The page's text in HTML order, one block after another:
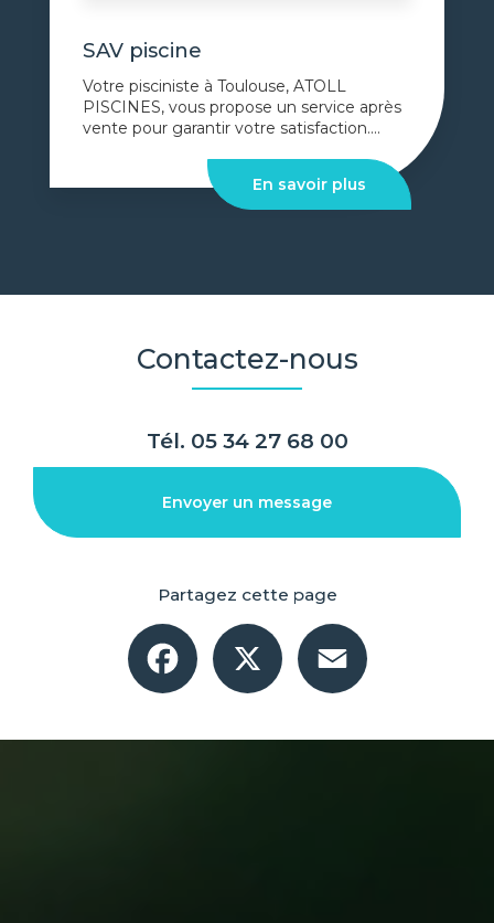
SAV piscine
Votre pisciniste à Toulouse, ATOLL
PISCINES, vous propose un service après
vente pour garantir votre satisfaction....
En savoir plus
Contactez-nous
Tél. 05 34 27 68 00
Envoyer un message
Partagez cette page
Facebook